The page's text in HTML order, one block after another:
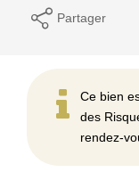
Partager
Ce bien
des
rendez-